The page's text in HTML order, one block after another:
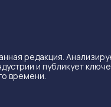
редакция.
и публикует
времени.